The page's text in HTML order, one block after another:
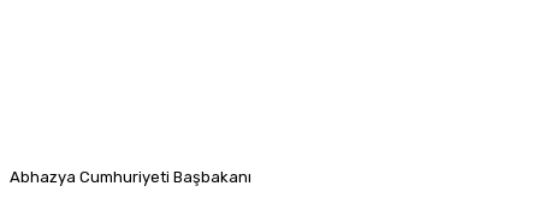
Abhazya Cumhuriyeti Başbakanı